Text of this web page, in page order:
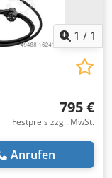
1 / 1
795 €
Festpreis zzgl. MwSt.
Anrufen